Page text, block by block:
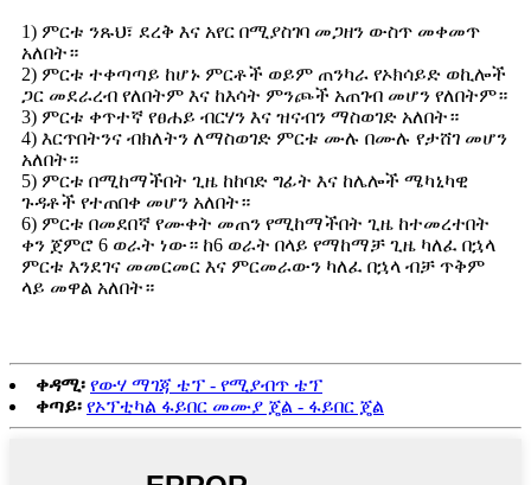
1) ምርቱ ንጹህ፣ ደረቅ እና አየር በሚያስገባ መጋዘን ውስጥ መቀመጥ
አለበት።
2) ምርቱ ተቀጣጣይ ከሆኑ ምርቶች ወይም ጠንካራ የኦክሳይድ ወኪሎች
ጋር መደራረብ የለበትም እና ከእሳት ምንጮች አጠገብ መሆን የለበትም።
3) ምርቱ ቀጥተኛ የፀሐይ ብርሃን እና ዝናብን ማስወገድ አለበት።
4) እርጥበትንና ብክለትን ለማስወገድ ምርቱ ሙሉ በሙሉ የታሸገ መሆን
አለበት።
5) ምርቱ በሚከማችበት ጊዜ ከከባድ ግፊት እና ከሌሎች ሜካኒካዊ
ጉዳቶች የተጠበቀ መሆን አለበት።
6) ምርቱ በመደበኛ የሙቀት መጠን የሚከማችበት ጊዜ ከተመረተበት
ቀን ጀምሮ 6 ወራት ነው። ከ6 ወራት በላይ የማከማቻ ጊዜ ካለፈ በኋላ
ምርቱ እንደገና መመርመር እና ምርመራውን ካለፈ በኋላ ብቻ ጥቅም
ላይ መዋል አለበት።
ቀዳሚ፡ የውሃ ማገጃ ቴፕ - የሚያብጥ ቴፕ
ቀጣይ፡ የኦፕቲካል ፋይበር መሙያ ጄል - ፋይበር ጄል